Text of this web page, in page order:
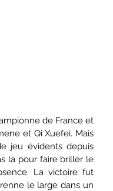
de France et
et Qi Xuefei. Mais
jeu évidents depuis
la pour faire briller le
La victoire fut
le large dans un